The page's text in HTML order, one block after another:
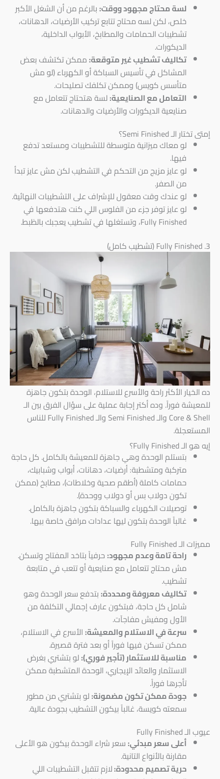
لسة محتاج مجهود ووقت: بالرغم من أن الشغل الأكبر
خلص، لكن لسه محتاج تتابع تركيب الأرضيات، الدهانات،
تشطيبات الحمامات والمطابخ، الأبواب الداخلية،
الديكورات.
تكاليف تشطيب غير متوقعة: ممكن تكتشف بعض
المشاكل في تأسيس السباكة أو الكهرباء (لو مش
متأسس كويس) وممكن تكلفك تصليحات.
التعامل مع الصنايعية: لسة هتحتاج تتعامل مع
صنايعية الديكورات والأرضيات والدهانات.
إمتى تختار الـ Semi Finished؟
لو معاك ميزانية متوسطة للتشطيبات ومستعد تدفع
فيها.
لو عايز مزيج من التحكم في التشطيب لكن مش عايز تبدأ
من الصفر.
لو عندك وقت معقول للإشراف على التشطيبات النهائية.
لو عايز توفر جزء من الفلوس اللي كنت هتدفعها في
Fully Finished، وتستغلها في تشطيب يعجبك بالظبط.
3. Fully Finished (تشطيب كامل)
ده الخيار الأكثر راحة والأسرع للاستلام، الوحدة بتكون جاهزة
للمعيشة فوراً. وده أكتر إجابة عملية على سؤال الفرق بين الـ
Core & Shell والـ Semi Finished والـ Fully Finished للناس
المستعجلة.
إيه هو الـ Fully Finished؟
بتستلم الوحدة وهي جاهزة للمعيشة بالكامل. كل حاجة
متركبة ومتشطبة: أرضيات، دهانات، أبواب وشبابيك،
حمامات كاملة (أطقم صحية وخلاطات)، مطابخ (ممكن
تكون دولاب بس أو دولاب ووحدة).
توصيلات الكهرباء والسباكة بتكون جاهزة بالكامل.
غالباً الوحدة بتكون ليها عدادات مرافق خاصة بيها.
مميزات الـ Fully Finished
راحة تامة وعدم مجهود: حرفياً بتاخد المفتاح وتسكن.
مش محتاج تتعامل مع صنايعية أو تتعب في متابعة
تشطيب.
تكاليف معروفة ومحددة: بتدفع سعر الوحدة وهو
شامل كل حاجة، فبتكون عارف إجمالي التكلفة من
الأول ومفيش مفاجآت.
سرعة في الاستلام والمعيشة: الأسرع في الاستلام،
ممكن تسكن فيها فوراً أو بعد فترة قصيرة.
مناسبة للاستثمار (تأجير فوري): لو بتشتري بغرض
الاستثمار والعائد الإيجاري، الوحدة المتشطبة ممكن
تأجرها فوراً.
جودة ممكن تكون مضمونة: لو بتشتري من مطور
سمعته كويسة، غالباً بيكون التشطيب بجودة عالية.
عيوب الـ Fully Finished
أعلى سعر مبدئي: سعر شراء الوحدة بيكون هو الأعلى
مقارنة بالأنواع التانية.
حرية تصميم محدودة:لازم تتقبل التشطيبات اللي